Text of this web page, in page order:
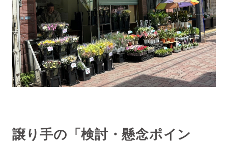
譲り手の「検討・懸念ポイン